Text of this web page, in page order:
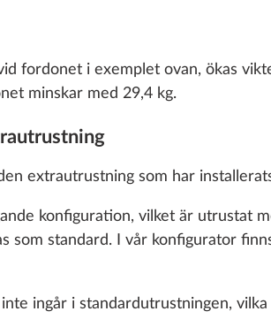
fordonet i exemplet ovan, ökas
minskar med 29,4 kg.
extrautrustning som har
konfiguration, vilket är utrustat
som standard. I vår konfigurator
ingår i standardutrustningen, vilka